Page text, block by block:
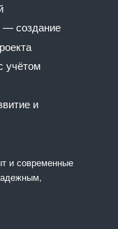
— создание
учётом
и
и современные